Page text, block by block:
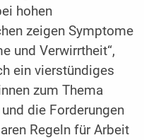
hohen
zeigen Symptome
und Verwirrtheit“,
ein vierstündiges
zum Thema
die Forderungen
Regeln für Arbeit